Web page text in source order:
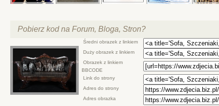
Pobierz kod na Forum, Bloga, Stron?
Średni obrazek z linkiem
Duży obrazek z linkiem
Obrazek z linkiem
BBCODE
Link do strony
Adres do strony
Adres obrazka